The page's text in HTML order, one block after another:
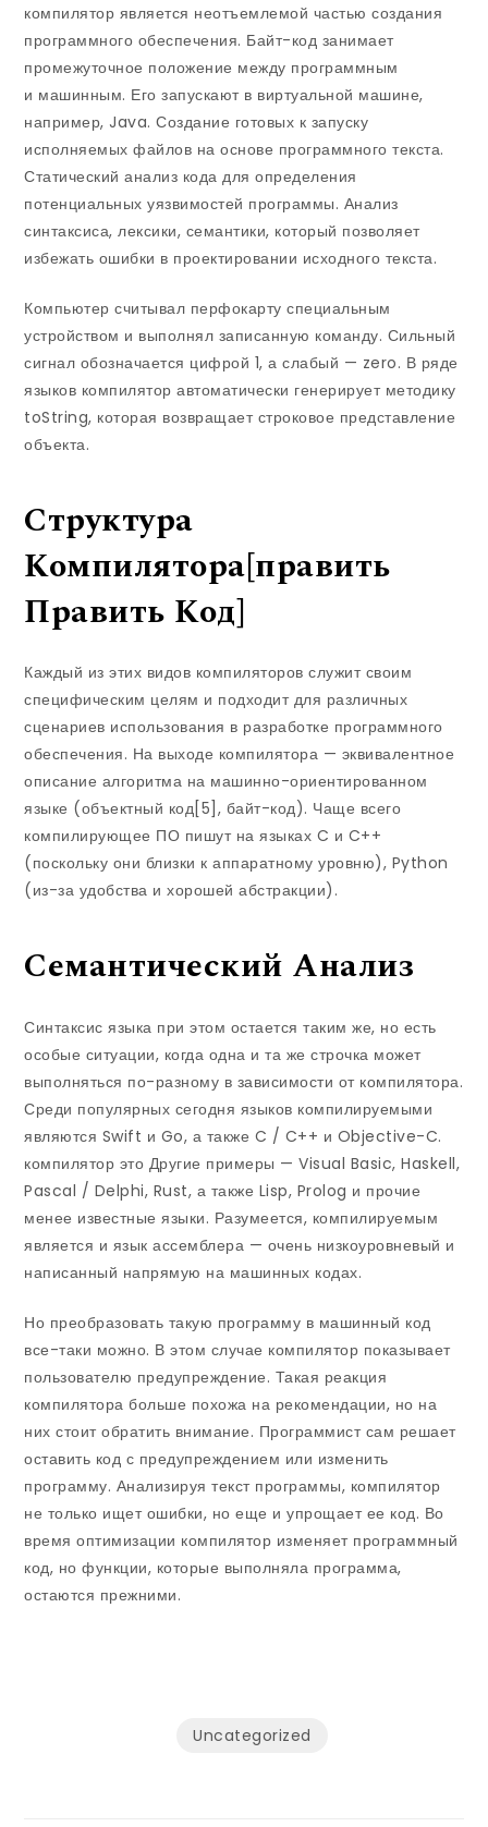
компилятор является неотъемлемой частью создания
программного обеспечения. Байт-код занимает
промежуточное положение между программным
и машинным. Его запускают в виртуальной машине,
например, Java. Создание готовых к запуску
исполняемых файлов на основе программного текста.
Статический анализ кода для определения
потенциальных уязвимостей программы. Анализ
синтаксиса, лексики, семантики, который позволяет
избежать ошибки в проектировании исходного текста.
Компьютер считывал перфокарту специальным
устройством и выполнял записанную команду. Сильный
сигнал обозначается цифрой 1, а слабый — zero. В ряде
языков компилятор автоматически генерирует методику
toString, которая возвращает строковое представление
объекта.
Структура
Компилятора[править
Править Код]
Каждый из этих видов компиляторов служит своим
специфическим целям и подходит для различных
сценариев использования в разработке программного
обеспечения. На выходе компилятора — эквивалентное
описание алгоритма на машинно-ориентированном
языке (объектный код[5], байт-код). Чаще всего
компилирующее ПО пишут на языках C и C++
(поскольку они близки к аппаратному уровню), Python
(из-за удобства и хорошей абстракции).
Семантический Анализ
Синтаксис языка при этом остается таким же, но есть
особые ситуации, когда одна и та же строчка может
выполняться по-разному в зависимости от компилятора.
Среди популярных сегодня языков компилируемыми
являются Swift и Go, а также C / C++ и Objective-C.
компилятор это Другие примеры — Visual Basic, Haskell,
Pascal / Delphi, Rust, а также Lisp, Prolog и прочие
менее известные языки. Разумеется, компилируемым
является и язык ассемблера — очень низкоуровневый и
написанный напрямую на машинных кодах.
Но преобразовать такую программу в машинный код
все-таки можно. В этом случае компилятор показывает
пользователю предупреждение. Такая реакция
компилятора больше похожа на рекомендации, но на
них стоит обратить внимание. Программист сам решает
оставить код с предупреждением или изменить
программу. Анализируя текст программы, компилятор
не только ищет ошибки, но еще и упрощает ее код. Во
время оптимизации компилятор изменяет программный
код, но функции, которые выполняла программа,
остаются прежними.
Uncategorized